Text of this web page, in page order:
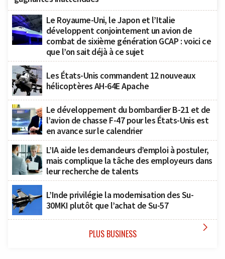
Le Royaume-Uni, le Japon et l’Italie
développent conjointement un avion de
combat de sixième génération GCAP : voici ce
que l’on sait déjà à ce sujet
Les États-Unis commandent 12 nouveaux
hélicoptères AH-64E Apache
Le développement du bombardier B-21 et de
l’avion de chasse F-47 pour les États-Unis est
en avance sur le calendrier
L’IA aide les demandeurs d’emploi à postuler,
mais complique la tâche des employeurs dans
leur recherche de talents
L’Inde privilégie la modernisation des Su-
30MKI plutôt que l’achat de Su-57
PLUS BUSINESS 